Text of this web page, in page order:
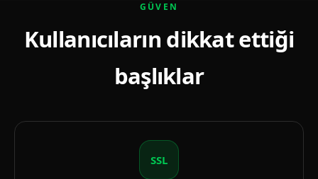
GÜVEN
Kullanıcıların dikkat ettiği
başlıklar
SSL